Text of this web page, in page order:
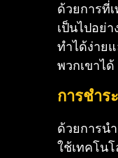
ด้วยการที่
เป็นไปอย่
ทำได้ง่าย
พวกเขาได้
การชำร
ด้วยการน
ใช้เทคโน